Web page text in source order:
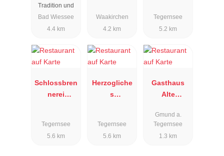
Tradition und
Bad Wiessee
4.4 km
Waakirchen
4.2 km
Tegernsee
5.2 km
Schlossbren
nerei
Tegernsee
5.6 km
Herzogliche
s
Tegernsee
5.6 km
Gasthaus
Alte
Gmund a.
Tegernsee
1.3 km